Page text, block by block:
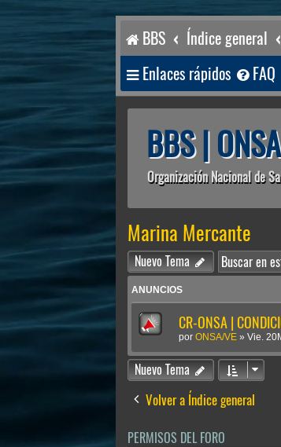
BBS Índice general
Enlaces rápidos FAQ
BBS |
Organización Nacional de
Marina Mercante
Nuevo Tema
ANUNCIOS
CR-ONSA |
por ONSA/VE » Vie.
Nuevo Tema
Volver a Índice general
PERMISOS DEL FORO